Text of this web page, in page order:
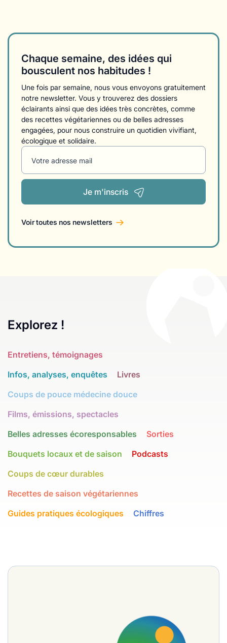
Chaque semaine, des idées qui
bousculent nos habitudes !
Une fois par semaine, nous vous envoyons gratuitement
notre newsletter. Vous y trouverez des dossiers
éclairants ainsi que des idées très concrètes, comme
des recettes végétariennes ou de belles adresses
engagées, pour nous construire un quotidien vivifiant,
écologique et solidaire.
Votre adresse mail
Je m'inscris
Voir toutes nos newsletters
Explorez !
Entretiens, témoignages
Infos, analyses, enquêtes
Livres
Coups de pouce médecine douce
Films, émissions, spectacles
Belles adresses écoresponsables
Sorties
Bouquets locaux et de saison
Podcasts
Coups de cœur durables
Recettes de saison végétariennes
Guides pratiques écologiques
Chiffres